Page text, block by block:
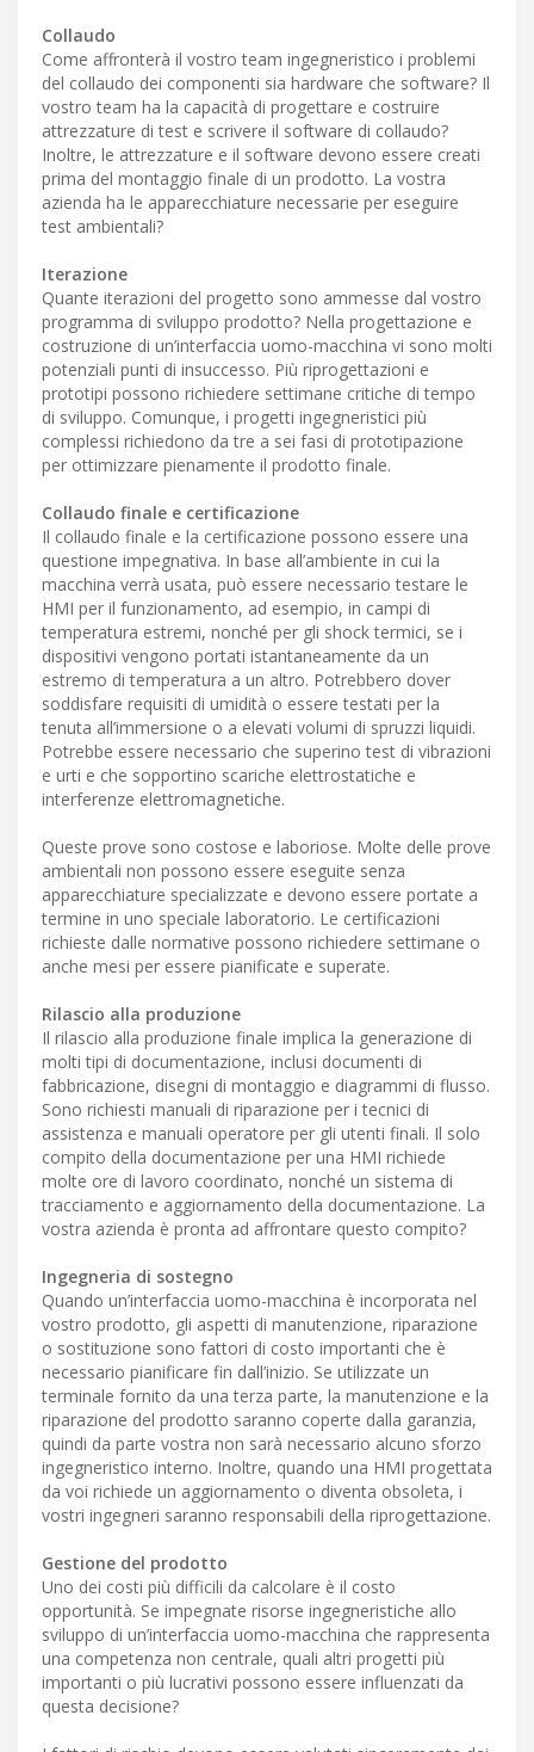
Collaudo
Come affronterà il vostro team ingegneristico i problemi
del collaudo dei componenti sia hardware che software? Il
vostro team ha la capacità di progettare e costruire
attrezzature di test e scrivere il software di collaudo?
Inoltre, le attrezzature e il software devono essere creati
prima del montaggio finale di un prodotto. La vostra
azienda ha le apparecchiature necessarie per eseguire
test ambientali?
Iterazione
Quante iterazioni del progetto sono ammesse dal vostro
programma di sviluppo prodotto? Nella progettazione e
costruzione di un’interfaccia uomo-macchina vi sono molti
potenziali punti di insuccesso. Più riprogettazioni e
prototipi possono richiedere settimane critiche di tempo
di sviluppo. Comunque, i progetti ingegneristici più
complessi richiedono da tre a sei fasi di prototipazione
per ottimizzare pienamente il prodotto finale.
Collaudo finale e certificazione
Il collaudo finale e la certificazione possono essere una
questione impegnativa. In base all’ambiente in cui la
macchina verrà usata, può essere necessario testare le
HMI per il funzionamento, ad esempio, in campi di
temperatura estremi, nonché per gli shock termici, se i
dispositivi vengono portati istantaneamente da un
estremo di temperatura a un altro. Potrebbero dover
soddisfare requisiti di umidità o essere testati per la
tenuta all’immersione o a elevati volumi di spruzzi liquidi.
Potrebbe essere necessario che superino test di vibrazioni
e urti e che sopportino scariche elettrostatiche e
interferenze elettromagnetiche.
Queste prove sono costose e laboriose. Molte delle prove
ambientali non possono essere eseguite senza
apparecchiature specializzate e devono essere portate a
termine in uno speciale laboratorio. Le certificazioni
richieste dalle normative possono richiedere settimane o
anche mesi per essere pianificate e superate.
Rilascio alla produzione
Il rilascio alla produzione finale implica la generazione di
molti tipi di documentazione, inclusi documenti di
fabbricazione, disegni di montaggio e diagrammi di flusso.
Sono richiesti manuali di riparazione per i tecnici di
assistenza e manuali operatore per gli utenti finali. Il solo
compito della documentazione per una HMI richiede
molte ore di lavoro coordinato, nonché un sistema di
tracciamento e aggiornamento della documentazione. La
vostra azienda è pronta ad affrontare questo compito?
Ingegneria di sostegno
Quando un’interfaccia uomo-macchina è incorporata nel
vostro prodotto, gli aspetti di manutenzione, riparazione
o sostituzione sono fattori di costo importanti che è
necessario pianificare fin dall’inizio. Se utilizzate un
terminale fornito da una terza parte, la manutenzione e la
riparazione del prodotto saranno coperte dalla garanzia,
quindi da parte vostra non sarà necessario alcuno sforzo
ingegneristico interno. Inoltre, quando una HMI progettata
da voi richiede un aggiornamento o diventa obsoleta, i
vostri ingegneri saranno responsabili della riprogettazione.
Gestione del prodotto
Uno dei costi più difficili da calcolare è il costo
opportunità. Se impegnate risorse ingegneristiche allo
sviluppo di un’interfaccia uomo-macchina che rappresenta
una competenza non centrale, quali altri progetti più
importanti o più lucrativi possono essere influenzati da
questa decisione?